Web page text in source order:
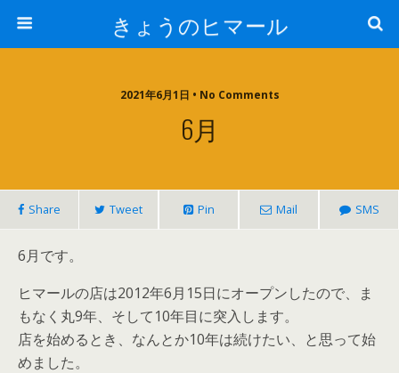
きょうのヒマール
2021年6月1日 • No Comments
6月
Share Tweet Pin Mail SMS
6月です。
ヒマールの店は2012年6月15日にオープンしたので、ま
もなく丸9年、そして10年目に突入します。
店を始めるとき、なんとか10年は続けたい、と思って始
めました。